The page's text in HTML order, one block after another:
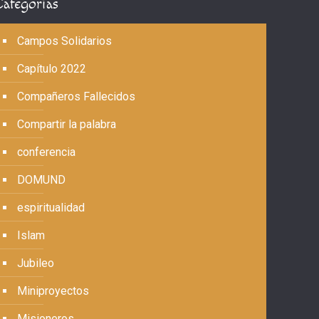
Campos Solidarios
Capítulo 2022
Compañeros Fallecidos
Compartir la palabra
conferencia
DOMUND
espiritualidad
Islam
Jubileo
Miniproyectos